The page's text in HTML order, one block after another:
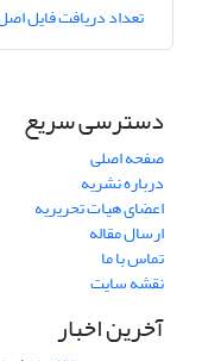
تعداد دریافت فایل
دسترسی سریع
صفحه اصلی
درباره نشریه
اعضای هیات تحریریه
ارسال مقاله
تماس با ما
نقشه سایت
آخرین اخبار